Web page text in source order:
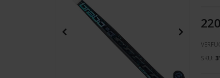
Bildergalerie
SKU